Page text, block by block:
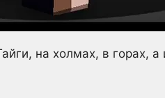
на холмах, в горах,